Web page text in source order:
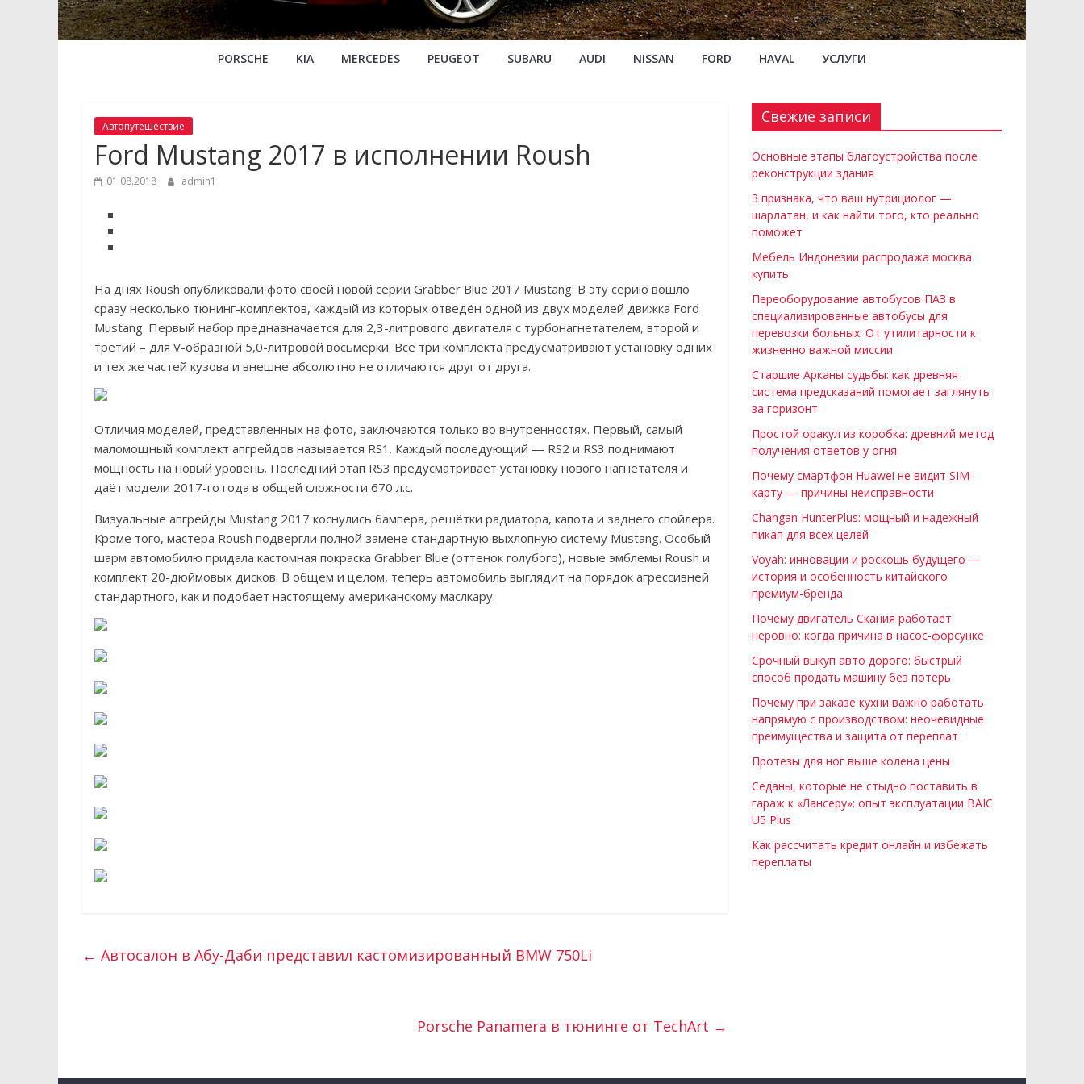
PORSCHE KIA MERCEDES PEUGEOT SUBARU AUDI NISSAN FORD HAVAL УСЛУГИ
Автопутешествие
Ford Mustang 2017 в исполнении Roush
01.08.2018 admin1
На днях Roush опубликовали фото своей новой серии Grabber Blue 2017 Mustang. В эту серию вошло
сразу несколько тюнинг-комплектов, каждый из которых отведён одной из двух моделей движка Ford
Mustang. Первый набор предназначается для 2,3-литрового двигателя с турбонагнетателем, второй и
третий – для V-образной 5,0-литровой восьмёрки. Все три комплекта предусматривают установку одних
и тех же частей кузова и внешне абсолютно не отличаются друг от друга.
Отличия моделей, представленных на фото, заключаются только во внутренностях. Первый, самый
маломощный комплект апгрейдов называется RS1. Каждый последующий — RS2 и RS3 поднимают
мощность на новый уровень. Последний этап RS3 предусматривает установку нового нагнетателя и
даёт модели 2017-го года в общей сложности 670 л.с.
Визуальные апгрейды Mustang 2017 коснулись бампера, решётки радиатора, капота и заднего спойлера.
Кроме того, мастера Roush подвергли полной замене стандартную выхлопную систему Mustang. Особый
шарм автомобилю придала кастомная покраска Grabber Blue (оттенок голубого), новые эмблемы Roush и
комплект 20-дюймовых дисков. В общем и целом, теперь автомобиль выглядит на порядок агрессивней
стандартного, как и подобает настоящему американскому маслкару.
← Автосалон в Абу-Даби представил кастомизированный BMW 750Li
Porsche Panamera в тюнинге от TechArt →
Свежие записи
Основные этапы благоустройства после
реконструкции здания
3 признака, что ваш нутрициолог —
шарлатан, и как найти того, кто реально
поможет
Мебель Индонезии распродажа москва
купить
Переоборудование автобусов ПАЗ в
специализированные автобусы для
перевозки больных: От утилитарности к
жизненно важной миссии
Старшие Арканы судьбы: как древняя
система предсказаний помогает заглянуть
за горизонт
Простой оракул из коробка: древний метод
получения ответов у огня
Почему смартфон Huawei не видит SIM-
карту — причины неисправности
Changan HunterPlus: мощный и надежный
пикап для всех целей
Voyah: инновации и роскошь будущего —
история и особенность китайского
премиум-бренда
Почему двигатель Скания работает
неровно: когда причина в насос-форсунке
Срочный выкуп авто дорого: быстрый
способ продать машину без потерь
Почему при заказе кухни важно работать
напрямую с производством: неочевидные
преимущества и защита от переплат
Протезы для ног выше колена цены
Седаны, которые не стыдно поставить в
гараж к «Лансеру»: опыт эксплуатации BAIC
U5 Plus
Как рассчитать кредит онлайн и избежать
переплаты